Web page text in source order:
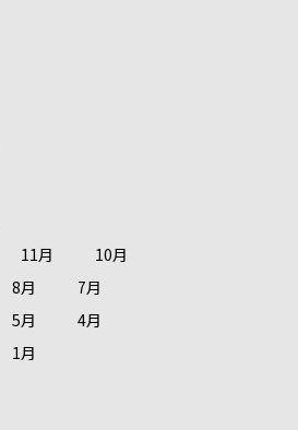
11月
10月
8月
7月
5月
4月
1月